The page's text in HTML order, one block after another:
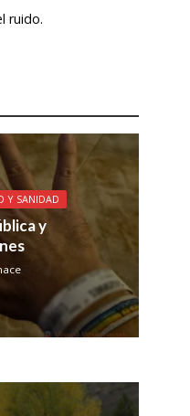
ruido.
Y SANIDAD
y